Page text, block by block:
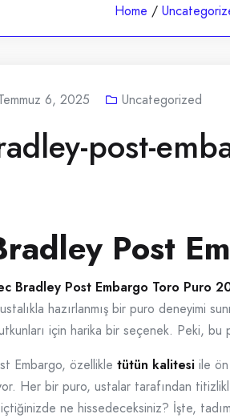
Home /
6, 2025 Uncategorized
post-
Post
Bradley Post Embargo Toro Puro
hazırlanmış bir puro deneyimi
için harika bir seçenek. Peki,
Embargo, özellikle tütün kalitesi ile
Her bir puro, ustalar tarafından
ne hissedeceksiniz? İşte,